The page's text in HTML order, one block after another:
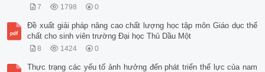
7 1798 0
Đề xuất giải pháp nâng cao chất lượng học tập môn Giáo dục thể
chất cho sinh viên trường Đại học Thủ Dầu Một
8 1424 0
Thực trạng các yếu tố ảnh hưởng đến phát triển thể lực của nam